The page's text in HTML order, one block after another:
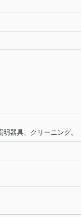
器具、クリーニング。